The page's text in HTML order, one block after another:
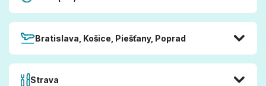
Bratislava, Košice, Piešťany, Poprad
Strava